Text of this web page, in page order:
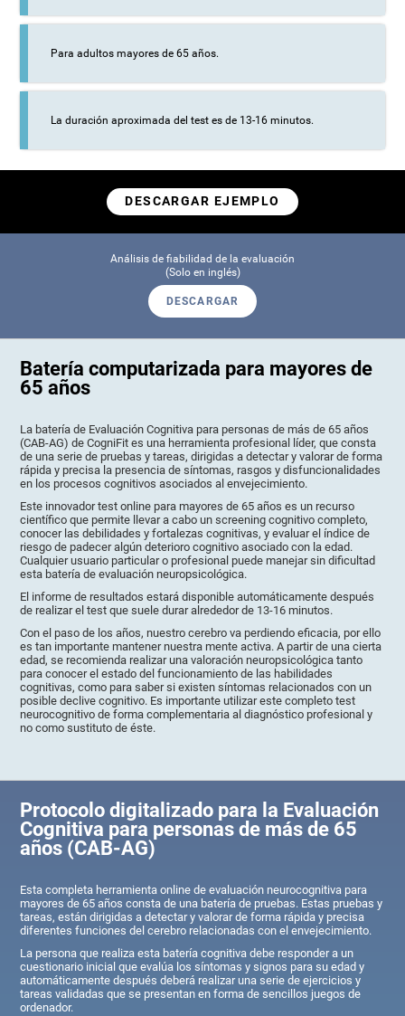
Para adultos mayores de 65 años.
La duración aproximada del test es de 13-16 minutos.
DESCARGAR EJEMPLO
Análisis de fiabilidad de la evaluación
(Solo en inglés)
DESCARGAR
Batería computarizada para mayores de
65 años
La batería de Evaluación Cognitiva para personas de más de 65 años
(CAB-AG) de CogniFit es una herramienta profesional líder, que consta
de una serie de pruebas y tareas, dirigidas a detectar y valorar de forma
rápida y precisa la presencia de síntomas, rasgos y disfuncionalidades
en los procesos cognitivos asociados al envejecimiento.
Este innovador test online para mayores de 65 años es un recurso
científico que permite llevar a cabo un screening cognitivo completo,
conocer las debilidades y fortalezas cognitivas, y evaluar el índice de
riesgo de padecer algún deterioro cognitivo asociado con la edad.
Cualquier usuario particular o profesional puede manejar sin dificultad
esta batería de evaluación neuropsicológica.
El informe de resultados estará disponible automáticamente después
de realizar el test que suele durar alrededor de 13-16 minutos.
Con el paso de los años, nuestro cerebro va perdiendo eficacia, por ello
es tan importante mantener nuestra mente activa. A partir de una cierta
edad, se recomienda realizar una valoración neuropsicológica tanto
para conocer el estado del funcionamiento de las habilidades
cognitivas, como para saber si existen síntomas relacionados con un
posible declive cognitivo. Es importante utilizar este completo test
neurocognitivo de forma complementaria al diagnóstico profesional y
no como sustituto de éste.
Protocolo digitalizado para la Evaluación
Cognitiva para personas de más de 65
años (CAB-AG)
Esta completa herramienta online de evaluación neurocognitiva para
mayores de 65 años consta de una batería de pruebas. Estas pruebas y
tareas, están dirigidas a detectar y valorar de forma rápida y precisa
diferentes funciones del cerebro relacionadas con el envejecimiento.
La persona que realiza esta batería cognitiva debe responder a un
cuestionario inicial que evalúa los síntomas y signos para su edad y
automáticamente después deberá realizar una serie de ejercicios y
tareas validadas que se presentan en forma de sencillos juegos de
ordenador.